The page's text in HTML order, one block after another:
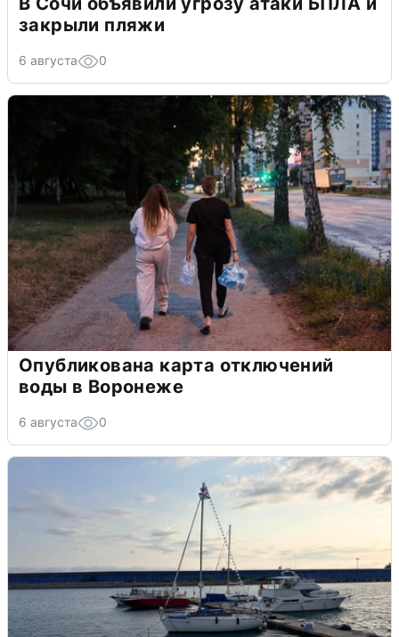
закрыли пляжи
6 августа 0
Опубликована карта отключений
воды в Воронеже
6 августа 0